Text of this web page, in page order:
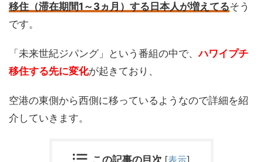
移住（滞在期間1～3ヵ月）する日本人が増えてるそう
です。
「未来世紀ジパング」という番組の中で、ハワイプチ
移住する先に変化が起きており、
空港の東側から西側に移っているようなので詳細を紹
介していきます。
この記事の目次 [表示]